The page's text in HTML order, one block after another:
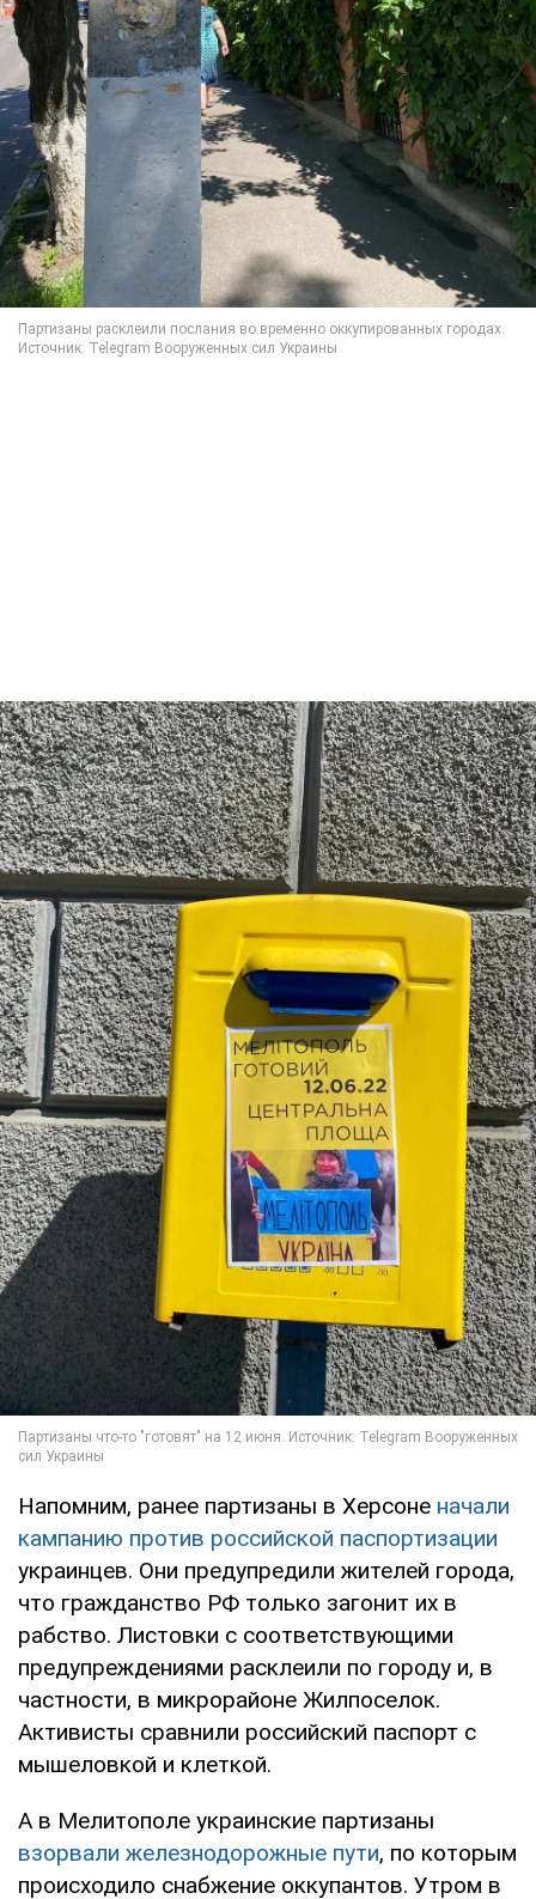
Напомним, ранее партизаны в Херсоне начали
кампанию против российской паспортизации
украинцев. Они предупредили жителей города,
что гражданство РФ только загонит их в
рабство. Листовки с соответствующими
предупреждениями расклеили по городу и, в
частности, в микрорайоне Жилпоселок.
Активисты сравнили российский паспорт с
мышеловкой и клеткой.
А в Мелитополе украинские партизаны
взорвали железнодорожные пути, по которым
происходило снабжение оккупантов. Утром в